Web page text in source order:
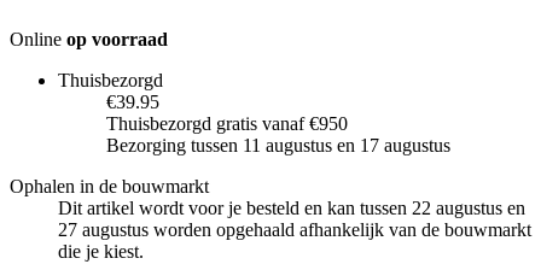
Online op voorraad
Thuisbezorgd
€39.95
Thuisbezorgd gratis vanaf €950
Bezorging tussen 11 augustus en 17 augustus
Ophalen in de bouwmarkt
Dit artikel wordt voor je besteld en kan tussen 22 augustus en
27 augustus worden opgehaald afhankelijk van de bouwmarkt
die je kiest.